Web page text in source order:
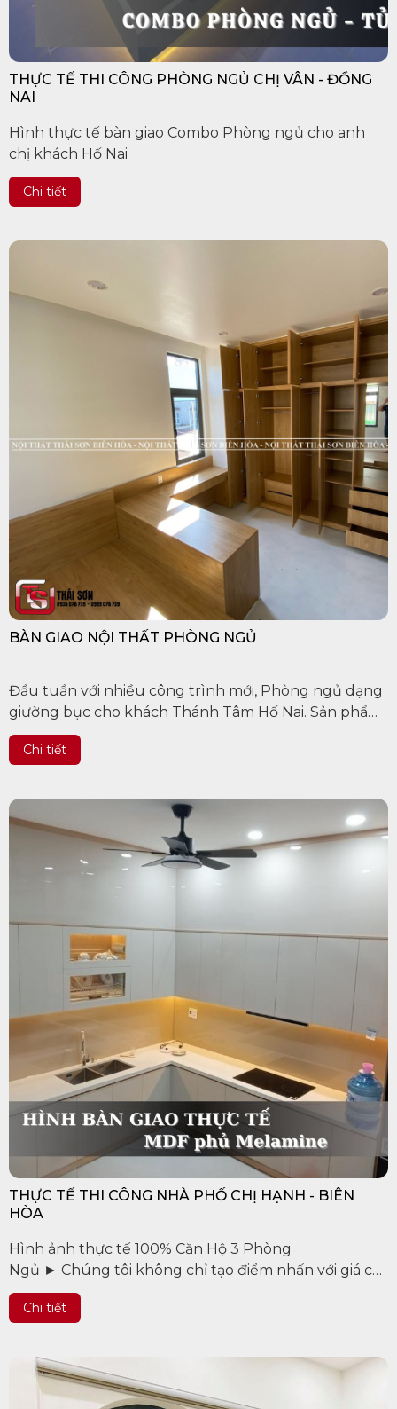
THỰC TẾ THI CÔNG PHÒNG NGỦ CHỊ VÂN - ĐỒNG
NAI
Hình thực tế bàn giao Combo Phòng ngủ cho anh
chị khách Hố Nai
Chi tiết
BÀN GIAO NỘI THẤT PHÒNG NGỦ
Đầu tuần với nhiều công trình mới, Phòng ngủ dạng
giường bục cho khách Thánh Tâm Hố Nai. Sản phẩm
được chụp thực tế 100% ạ. Anh chị cần sản xuất nội
thất , xây nhà trọn gói...
Chi tiết
THỰC TẾ THI CÔNG NHÀ PHỐ CHỊ HẠNH - BIÊN
HÒA
Hình ảnh thực tế 100% Căn Hộ 3 Phòng
Ngủ ► Chúng tôi không chỉ tạo điểm nhấn với giá cả
hợp lý mà còn đảm bảo chất lượng và sự đa dạng
trong thiết...
Chi tiết